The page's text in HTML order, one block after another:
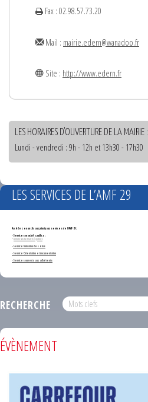
Fax : 02.98.57.73.20
Mail : mairie.edern@wanadoo.fr
Site : http://www.edern.fr
LES HORAIRES D'OUVERTURE DE LA MAIRIE :
Lundi - vendredi : 9h - 12h et 13h30 - 17h30
LES SERVICES DE L’AMF 29
Accédez en un clic aux principaux services de l'AMF 29 :
- Services marchés publics :
*Annonces de marchés publics
-Service formation des élus
- Service Orientation et documentation
- Services ouverts aux adhérents
RECHERCHE
ÉVÈNEMENT